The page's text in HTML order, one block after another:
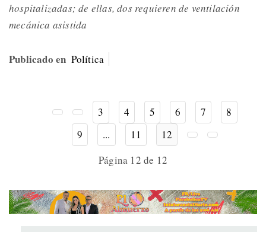
hospitalizadas; de ellas, dos requieren de ventilación
mecánica asistida
Publicado en Política
3 4 5 6 7
8
9
... 11
12
Página 12 de 12